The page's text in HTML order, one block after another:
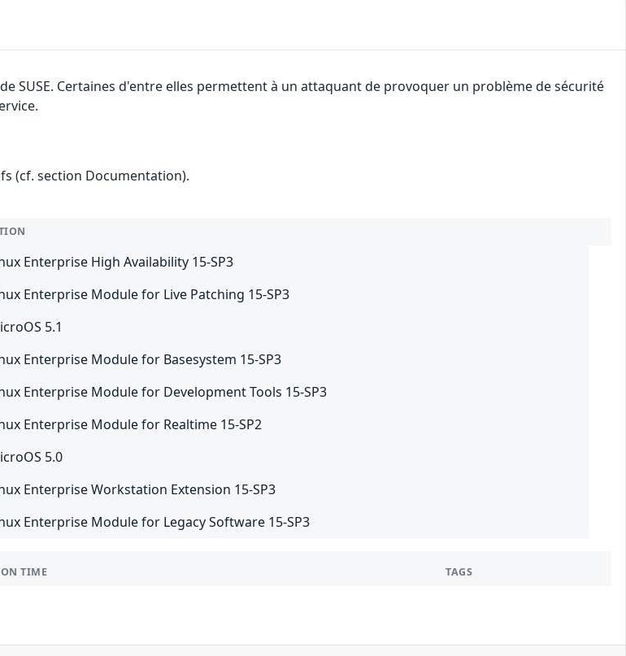
SUSE. Certaines d'entre elles permettent à un attaquant de provoquer un problème de sécurité
(cf. section Documentation).
Enterprise High Availability 15-SP3
Enterprise Module for Live Patching 15-SP3
5.1
Enterprise Module for Basesystem 15-SP3
Enterprise Module for Development Tools 15-SP3
Enterprise Module for Realtime 15-SP2
5.0
Enterprise Workstation Extension 15-SP3
Enterprise Module for Legacy Software 15-SP3
TIME TAGS